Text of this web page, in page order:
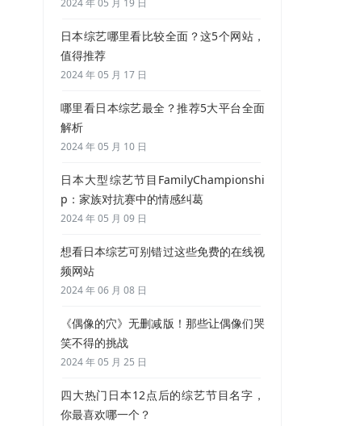
2024 年 05 月 19 日
日本综艺哪里看比较全面？这5个网站，
值得推荐
2024 年 05 月 17 日
哪里看日本综艺最全？推荐5大平台全面
解析
2024 年 05 月 10 日
日本大型综艺节目FamilyChampionshi
p：家族对抗赛中的情感纠葛
2024 年 05 月 09 日
想看日本综艺可别错过这些免费的在线视
频网站
2024 年 06 月 08 日
《偶像的穴》无删减版！那些让偶像们哭
笑不得的挑战
2024 年 05 月 25 日
四大热门日本12点后的综艺节目名字，
你最喜欢哪一个？